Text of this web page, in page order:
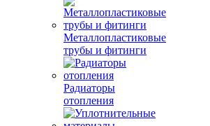
Металлопластиковые
трубы и фитинги
Радиаторы
отопления